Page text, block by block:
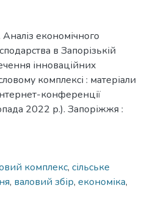
економічного
в Запорізькій
інноваційних
комплексі : матеріали
конференції
2022 р.). Запоріжжя :
комплекс, сільське
, валовий збір, економіка,